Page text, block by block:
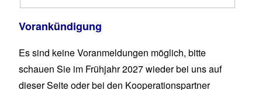
Vorankündigung
Es sind keine Voranmeldungen möglich, bitte
schauen Sie im Frühjahr 2027 wieder bei uns auf
dieser Seite oder bei den Kooperationspartner